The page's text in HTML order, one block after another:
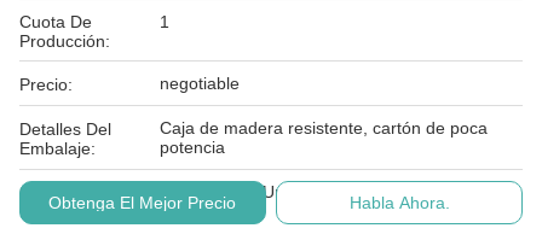
Cuota De
Producción:
1
Precio: negotiable
Detalles Del
Embalaje:
Caja de madera resistente, cartón de poca
potencia
Condiciones De
Pago:
T/T, Western Union
Obtenga El Mejor Precio Habla Ahora.